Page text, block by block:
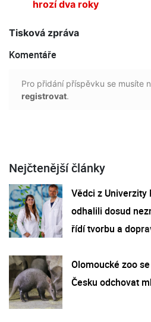
hrozí dva roky
Tisková zpráva
Komentáře
Pro přidání příspěvku se musíte
registrovat.
Nejčtenější články
Vědci z Univerzity
odhalili dosud
řídí tvorbu a
Olomoucké zoo
Česku odchovat